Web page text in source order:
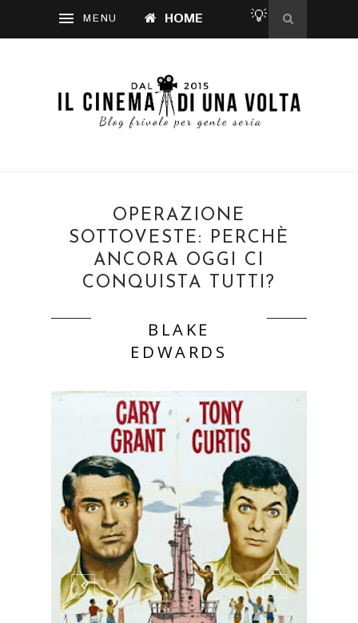
HOME 💡
OPERAZIONE
SOTTOVESTE: PERCHÈ
ANCORA OGGI CI
CONQUISTA TUTTI?
BLAKE
EDWARDS